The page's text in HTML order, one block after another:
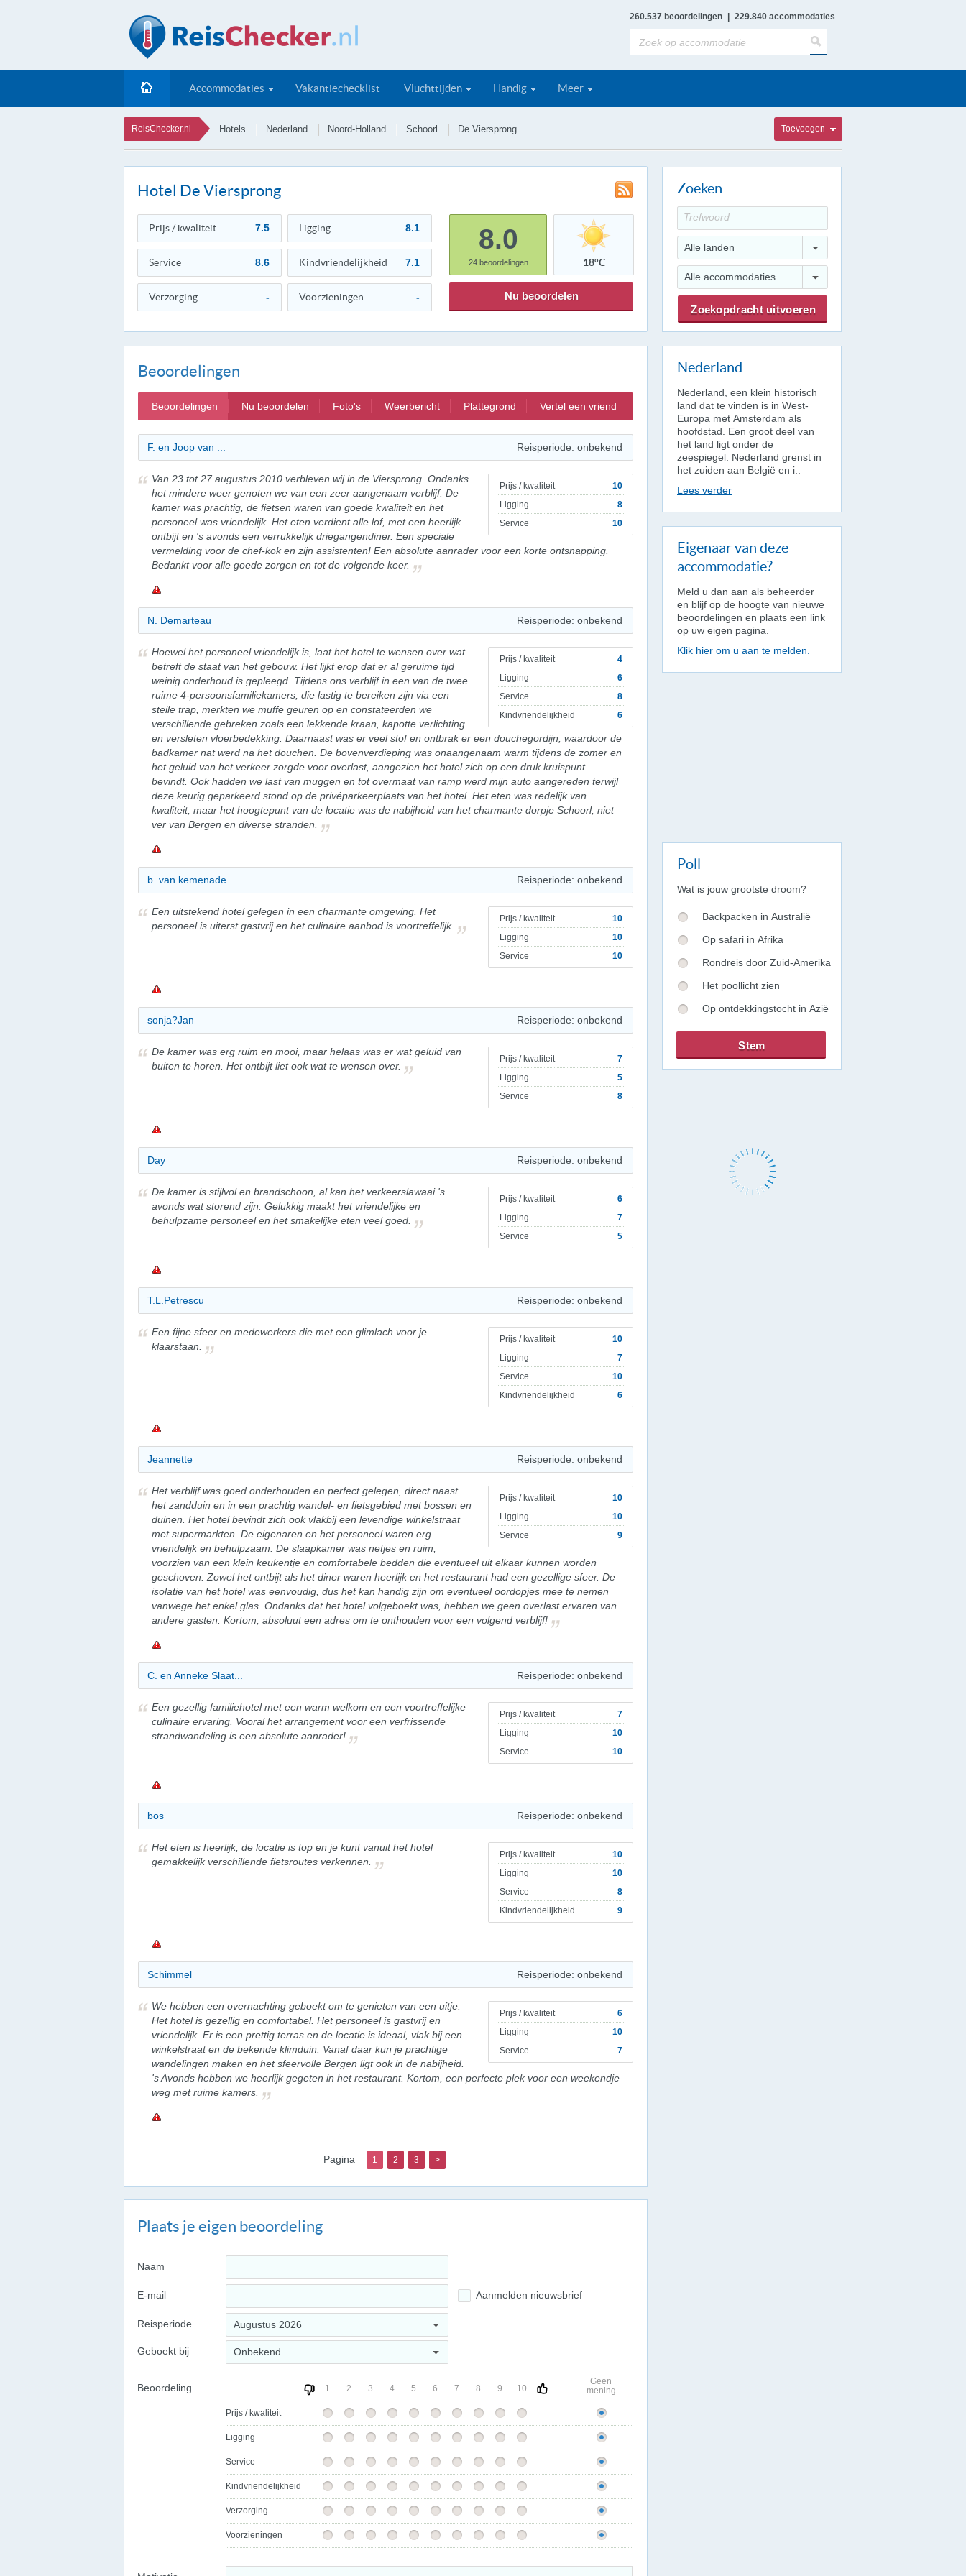
260.537 beoordelingen 229.840 accommodaties
Accommodaties Vakantiechecklist Vluchttijden Handig Meer
ReisChecker.nl Hotels Nederland Noord-Holland Schoorl De Viersprong Toevoegen
Hotel De Viersprong
Prijs / kwaliteit 7.5 Ligging 8.1
Service 8.6 Kindvriendelijkheid 7.1
Verzorging - Voorzieningen -
8.0
24beoordelingen 18°C
Nu beoordelen
Beoordelingen
Beoordelingen Nu beoordelen Foto's Weerbericht Plattegrond Vertel een vriend
F. en Joop van ... Reisperiode: onbekend
Prijs / kwaliteit
10
Ligging
8
Service
10
Van 23 tot 27 augustus 2010 verbleven wij in de Viersprong. Ondanks
het mindere weer genoten we van een zeer aangenaam verblijf. De
kamer was prachtig, de fietsen waren van goede kwaliteit en het
personeel was vriendelijk. Het eten verdient alle lof, met een heerlijk
ontbijt en 's avonds een verrukkelijk driegangendiner. Een speciale
vermelding voor de chef-kok en zijn assistenten! Een absolute aanrader voor een korte ontsnapping.
Bedankt voor alle goede zorgen en tot de volgende keer.
N. Demarteau Reisperiode: onbekend
Prijs / kwaliteit
4
Ligging
6
Service
8
Kindvriendelijkheid
6
Hoewel het personeel vriendelijk is, laat het hotel te wensen over wat
betreft de staat van het gebouw. Het lijkt erop dat er al geruime tijd
weinig onderhoud is gepleegd. Tijdens ons verblijf in een van de twee
ruime 4-persoonsfamiliekamers, die lastig te bereiken zijn via een
steile trap, merkten we muffe geuren op en constateerden we
verschillende gebreken zoals een lekkende kraan, kapotte verlichting
en versleten vloerbedekking. Daarnaast was er veel stof en ontbrak er een douchegordijn, waardoor de
badkamer nat werd na het douchen. De bovenverdieping was onaangenaam warm tijdens de zomer en
het geluid van het verkeer zorgde voor overlast, aangezien het hotel zich op een druk kruispunt
bevindt. Ook hadden we last van muggen en tot overmaat van ramp werd mijn auto aangereden terwijl
deze keurig geparkeerd stond op de privéparkeerplaats van het hotel. Het eten was redelijk van
kwaliteit, maar het hoogtepunt van de locatie was de nabijheid van het charmante dorpje Schoorl, niet
ver van Bergen en diverse stranden.
b. van kemenade... Reisperiode: onbekend
Prijs / kwaliteit
10
Ligging
10
Service
10
Een uitstekend hotel gelegen in een charmante omgeving. Het
personeel is uiterst gastvrij en het culinaire aanbod is voortreffelijk.
sonja?Jan Reisperiode: onbekend
Prijs / kwaliteit
7
Ligging
5
Service
8
De kamer was erg ruim en mooi, maar helaas was er wat geluid van
buiten te horen. Het ontbijt liet ook wat te wensen over.
Day Reisperiode: onbekend
Prijs / kwaliteit
6
Ligging
7
Service
5
De kamer is stijlvol en brandschoon, al kan het verkeerslawaai 's
avonds wat storend zijn. Gelukkig maakt het vriendelijke en
behulpzame personeel en het smakelijke eten veel goed.
T.L.Petrescu Reisperiode: onbekend
Prijs / kwaliteit
10
Ligging
7
Service
10
Kindvriendelijkheid
6
Een fijne sfeer en medewerkers die met een glimlach voor je
klaarstaan.
Jeannette Reisperiode: onbekend
Prijs / kwaliteit
10
Ligging
10
Service
9
Het verblijf was goed onderhouden en perfect gelegen, direct naast
het zandduin en in een prachtig wandel- en fietsgebied met bossen en
duinen. Het hotel bevindt zich ook vlakbij een levendige winkelstraat
met supermarkten. De eigenaren en het personeel waren erg
vriendelijk en behulpzaam. De slaapkamer was netjes en ruim,
voorzien van een klein keukentje en comfortabele bedden die eventueel uit elkaar kunnen worden
geschoven. Zowel het ontbijt als het diner waren heerlijk en het restaurant had een gezellige sfeer. De
isolatie van het hotel was eenvoudig, dus het kan handig zijn om eventueel oordopjes mee te nemen
vanwege het enkel glas. Ondanks dat het hotel volgeboekt was, hebben we geen overlast ervaren van
andere gasten. Kortom, absoluut een adres om te onthouden voor een volgend verblijf!
C. en Anneke Slaat... Reisperiode: onbekend
Prijs / kwaliteit
7
Ligging
10
Service
10
Een gezellig familiehotel met een warm welkom en een voortreffelijke
culinaire ervaring. Vooral het arrangement voor een verfrissende
strandwandeling is een absolute aanrader!
bos Reisperiode: onbekend
Prijs / kwaliteit
10
Ligging
10
Service
8
Kindvriendelijkheid
9
Het eten is heerlijk, de locatie is top en je kunt vanuit het hotel
gemakkelijk verschillende fietsroutes verkennen.
Schimmel Reisperiode: onbekend
Prijs / kwaliteit
6
Ligging
10
Service
7
We hebben een overnachting geboekt om te genieten van een uitje.
Het hotel is gezellig en comfortabel. Het personeel is gastvrij en
vriendelijk. Er is een prettig terras en de locatie is ideaal, vlak bij een
winkelstraat en de bekende klimduin. Vanaf daar kun je prachtige
wandelingen maken en het sfeervolle Bergen ligt ook in de nabijheid.
's Avonds hebben we heerlijk gegeten in het restaurant. Kortom, een perfecte plek voor een weekendje
weg met ruime kamers.
Pagina 1 2 3 >
Plaats je eigen beoordeling
Naam
E-mail Aanmelden nieuwsbrief
Reisperiode Augustus 2026
Geboekt bij Onbekend
Beoordeling 1 2 3 4 5 6 7 8 9 10
Geen
mening
Prijs / kwaliteit
Ligging
Service
Kindvriendelijkheid
Verzorging
Voorzieningen
Zoeken
Alle landen
Alle accommodaties
Nederland
Nederland, een klein historisch
land dat te vinden is in West-
Europa met Amsterdam als
hoofdstad. Een groot deel van
het land ligt onder de
zeespiegel. Nederland grenst in
het zuiden aan België en i..
Lees verder
Eigenaar van deze
accommodatie?
Meld u dan aan als beheerder
en blijf op de hoogte van nieuwe
beoordelingen en plaats een link
op uw eigen pagina.
Klik hier om u aan te melden.
Poll
Wat is jouw grootste droom?
Backpacken in Australië
Op safari in Afrika
Rondreis door Zuid-Amerika
Het poollicht zien
Op ontdekkingstocht in Azië